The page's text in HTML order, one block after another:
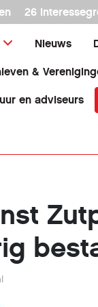
26
Nieuws
&
en adviseurs